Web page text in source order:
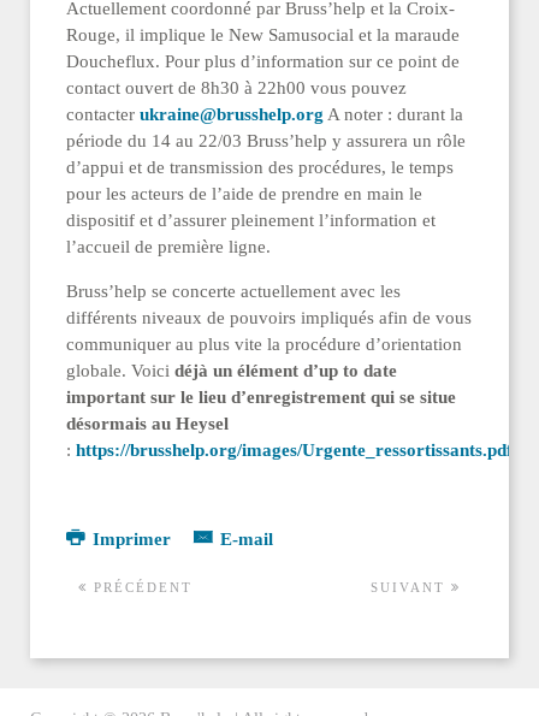
Actuellement coordonné par Bruss’help et la Croix-
Rouge, il implique le New Samusocial et la maraude
Doucheflux. Pour plus d’information sur ce point de
contact ouvert de 8h30 à 22h00 vous pouvez
contacter ukraine@brusshelp.org A noter : durant la
période du 14 au 22/03 Bruss’help y assurera un rôle
d’appui et de transmission des procédures, le temps
pour les acteurs de l’aide de prendre en main le
dispositif et d’assurer pleinement l’information et
l’accueil de première ligne.
Bruss’help se concerte actuellement avec les
différents niveaux de pouvoirs impliqués afin de vous
communiquer au plus vite la procédure d’orientation
globale. Voici déjà un élément d’up to date
important sur le lieu d’enregistrement qui se situe
désormais au Heysel
: https://brusshelp.org/images/Urgente_ressortissants.pdf
Imprimer E-mail
PRÉCÉDENT SUIVANT